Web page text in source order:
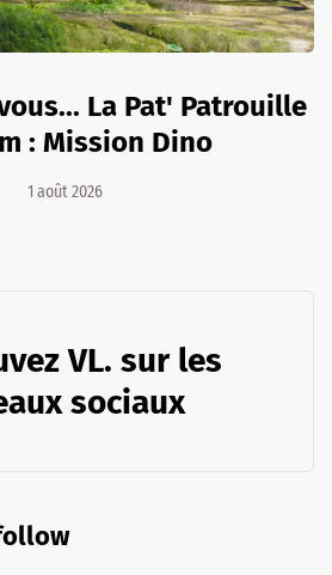
La Pat' Patrouille
: Mission Dino
1 août 2026
VL. sur les
sociaux